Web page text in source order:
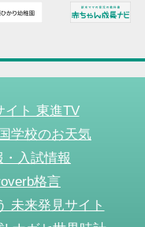
イト 東進TV
学校のお天気
入試情報
格言
未来発見サイト